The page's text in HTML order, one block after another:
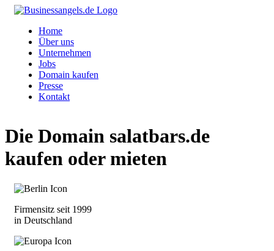
Home
Über uns
Unternehmen
Jobs
Domain kaufen
Presse
Kontakt
Die Domain salatbars.de
kaufen oder mieten
Firmensitz seit 1999
in Deutschland